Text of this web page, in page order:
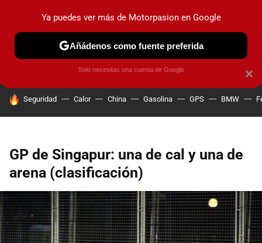
PRUEBAS COCHES ELÉCTRICOS OBSERVATORIO
HOY SE HABLA DE
Seguridad Calor China Gasolina GPS BMW
GP de Singapur: una de cal y una de
arena (clasificación)
×
Ya puedes ver más de Motorpasion en Google
Añádenos como fuente preferida
Solo necesitas una cuenta de Google